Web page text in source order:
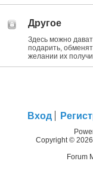
Другое
Здесь можно
подарить,
желании их
Вход
Copyright ©
Forum